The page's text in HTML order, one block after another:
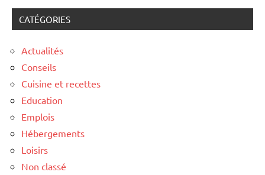
CATÉGORIES
Actualités
Conseils
Cuisine et recettes
Education
Emplois
Hébergements
Loisirs
Non classé